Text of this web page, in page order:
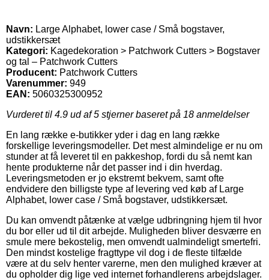
Navn: Large Alphabet, lower case / Små bogstaver,
udstikkersæt
Kategori: Kagedekoration > Patchwork Cutters > Bogstaver
og tal – Patchwork Cutters
Producent: Patchwork Cutters
Varenummer: 949
EAN: 5060325300952
Vurderet til 4.9 ud af 5 stjerner baseret på 18 anmeldelser
En lang række e-butikker yder i dag en lang række
forskellige leveringsmodeller. Det mest almindelige er nu om
stunder at få leveret til en pakkeshop, fordi du så nemt kan
hente produkterne når det passer ind i din hverdag.
Leveringsmetoden er jo ekstremt bekvem, samt ofte
endvidere den billigste type af levering ved køb af Large
Alphabet, lower case / Små bogstaver, udstikkersæt.
Du kan omvendt påtænke at vælge udbringning hjem til hvor
du bor eller ud til dit arbejde. Muligheden bliver desværre en
smule mere bekostelig, men omvendt ualmindeligt smertefri.
Den mindst kostelige fragttype vil dog i de fleste tilfælde
være at du selv henter varerne, men den mulighed kræver at
du opholder dig lige ved internet forhandlerens arbejdslager.